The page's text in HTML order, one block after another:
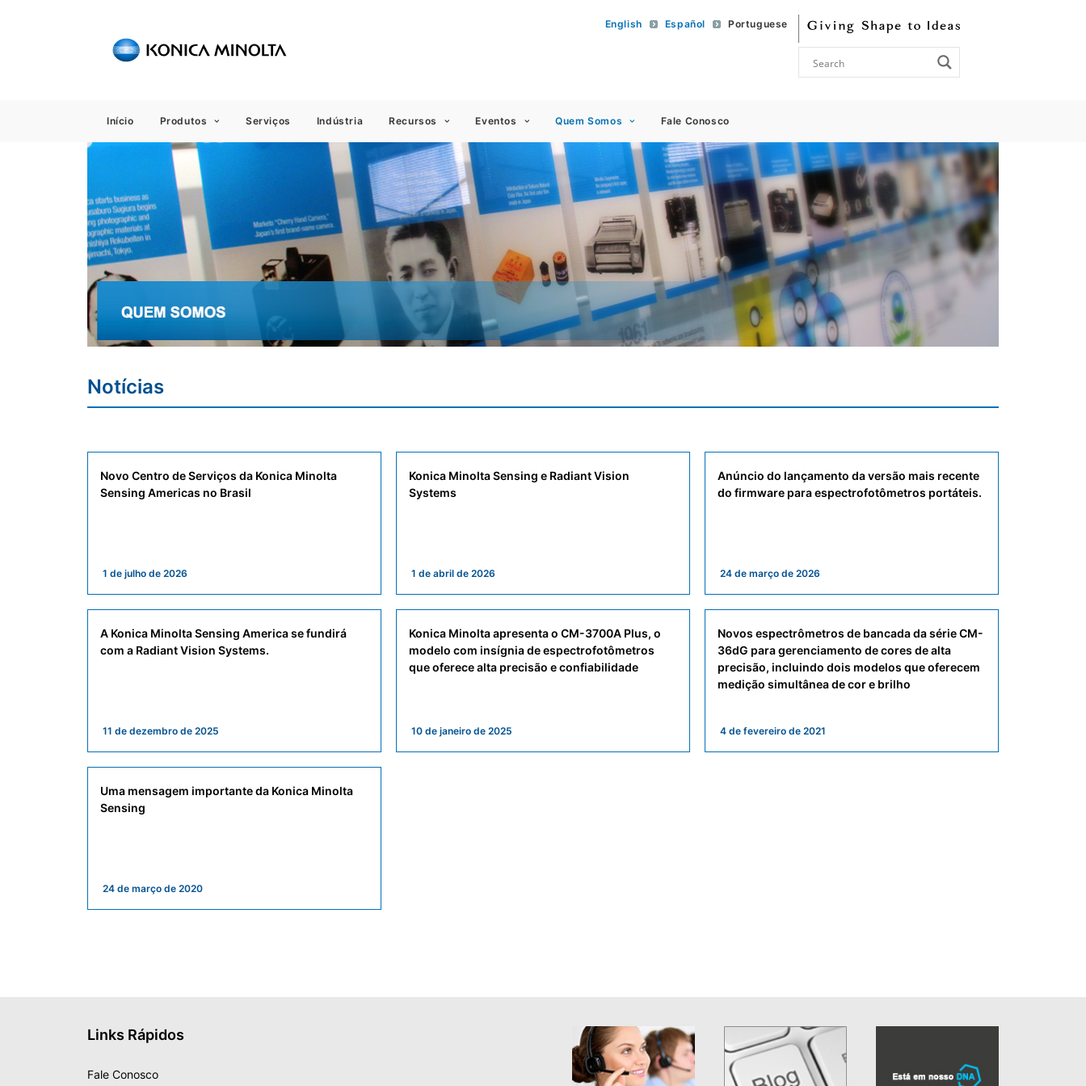
English Español Portuguese
Início Produtos Serviços Indústria Recursos Eventos Quem Somos Fale Conosco
Notícias
Novo Centro de Serviços da Konica Minolta
Sensing Americas no Brasil
1 de julho de 2026
Konica Minolta Sensing e Radiant Vision
Systems
1 de abril de 2026
Anúncio do lançamento da versão mais recente
do firmware para espectrofotômetros portáteis.
24 de março de 2026
A Konica Minolta Sensing America se fundirá
com a Radiant Vision Systems.
11 de dezembro de 2025
Konica Minolta apresenta o CM-3700A Plus, o
modelo com insígnia de espectrofotômetros
que oferece alta precisão e confiabilidade
10 de janeiro de 2025
Novos espectrômetros de bancada da série CM-
36dG para gerenciamento de cores de alta
precisão, incluindo dois modelos que oferecem
medição simultânea de cor e brilho
4 de fevereiro de 2021
Uma mensagem importante da Konica Minolta
Sensing
24 de março de 2020
Links Rápidos
Fale Conosco